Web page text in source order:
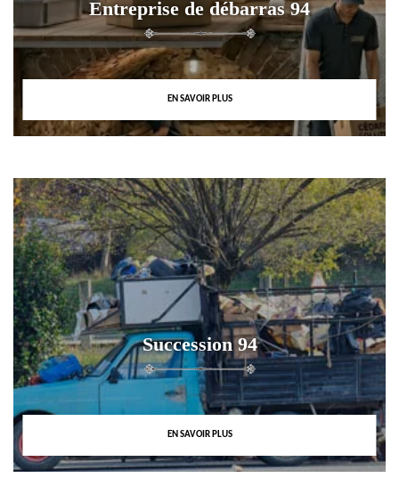
Entreprise de débarras 94
EN SAVOIR PLUS
Succession 94
EN SAVOIR PLUS